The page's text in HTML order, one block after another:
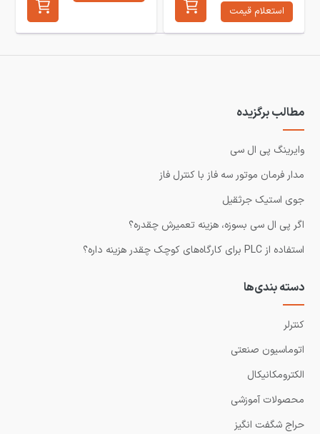
استعلام قیمت
مطالب برگزیده
وایرینگ پی ال سی
مدار فرمان موتور سه فاز با کنترل فاز
جوی استیک جرثقیل
اگر پی ال سی بسوزه، هزینه تعمیرش چقدره؟
استفاده از PLC برای کارگاه‌های کوچک چقدر هزینه داره؟
دسته بندی‌ها
کنترلر
اتوماسیون صنعتی
الکترومکانیکال
محصولات آموزشی
حراج شگفت انگیز